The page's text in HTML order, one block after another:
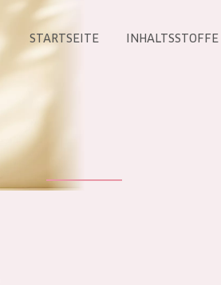
Essentials
Lift+
STARTSEITE INHALTSSTOFFE